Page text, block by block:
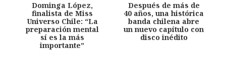
Dominga López,
finalista de Miss
Universo Chile: “La
preparación mental
sí es la más
importante”
Después de más de
40 años, una histórica
banda chilena abre
un nuevo capítulo con
disco inédito